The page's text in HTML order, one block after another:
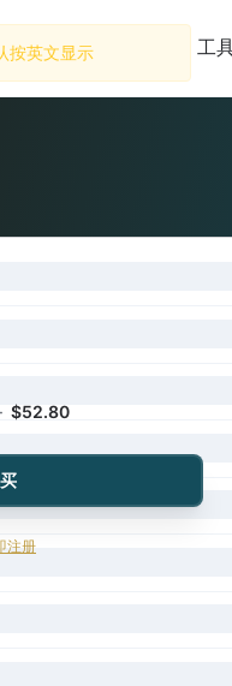
数据库 工
· $52.80
注册